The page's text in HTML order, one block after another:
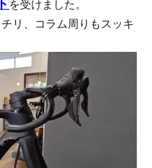
を受けました。
リ、コラム周りもスッキ